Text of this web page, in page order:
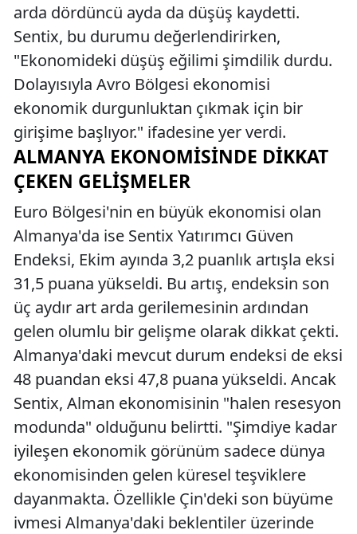
arda dördüncü ayda da düşüş kaydetti.
Sentix, bu durumu değerlendirirken,
"Ekonomideki düşüş eğilimi şimdilik durdu.
Dolayısıyla Avro Bölgesi ekonomisi
ekonomik durgunluktan çıkmak için bir
girişime başlıyor." ifadesine yer verdi.
ALMANYA EKONOMISINDE DIKKAT
ÇEKEN GELIŞMELER
Euro Bölgesi'nin en büyük ekonomisi olan
Almanya'da ise Sentix Yatırımcı Güven
Endeksi, Ekim ayında 3,2 puanlık artışla eksi
31,5 puana yükseldi. Bu artış, endeksin son
üç aydır art arda gerilemesinin ardından
gelen olumlu bir gelişme olarak dikkat çekti.
Almanya'daki mevcut durum endeksi de eksi
48 puandan eksi 47,8 puana yükseldi. Ancak
Sentix, Alman ekonomisinin "halen resesyon
modunda" olduğunu belirtti. "Şimdiye kadar
iyileşen ekonomik görünüm sadece dünya
ekonomisinden gelen küresel teşviklere
dayanmakta. Özellikle Çin'deki son büyüme
ivmesi Almanya'daki beklentiler üzerinde